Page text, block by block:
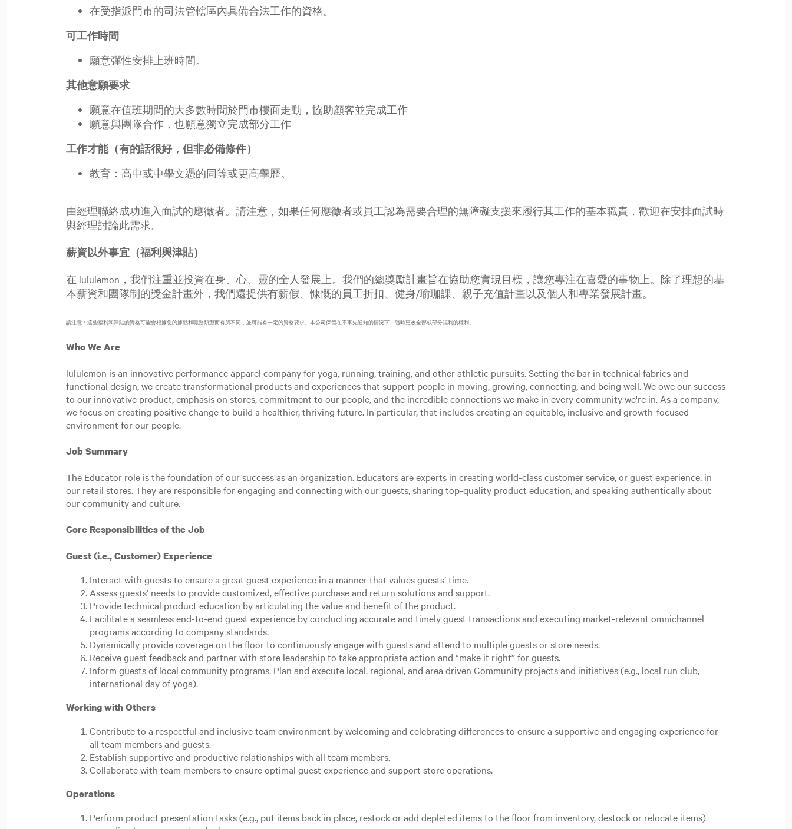
在受指派門市的司法管轄區內具備合法工作的資格。
可工作時間
願意彈性安排上班時間。
其他意願要求
願意在值班期間的大多數時間於門市樓面走動，協助顧客並完成工作
願意與團隊合作，也願意獨立完成部分工作
工作才能（有的話很好，但非必備條件）
教育：高中或中學文憑的同等或更高學歷。
由經理聯絡成功進入面試的應徵者。請注意，如果任何應徵者或員工認為需要合理的無障礙支援來履行其工作的基本職責，歡迎在安排面試時
與經理討論此需求。
薪資以外事宜（福利與津貼）
在 lululemon，我們注重並投資在身、心、靈的全人發展上。我們的總獎勵計畫旨在協助您實現目標，讓您專注在喜愛的事物上。除了理想的基
本薪資和團隊制的獎金計畫外，我們還提供有薪假、慷慨的員工折扣、健身/瑜珈課、親子充值計畫以及個人和專業發展計畫。
請注意：這些福利和津貼的資格可能會根據您的據點和職務類型而有所不同，並可能有一定的資格要求。本公司保留在不事先通知的情況下，隨時更改全部或部分福利的權利。
Who We Are
lululemon is an innovative performance apparel company for yoga, running, training, and other athletic pursuits. Setting the bar in technical fabrics and
functional design, we create transformational products and experiences that support people in moving, growing, connecting, and being well. We owe our success
to our innovative product, emphasis on stores, commitment to our people, and the incredible connections we make in every community we're in. As a company,
we focus on creating positive change to build a healthier, thriving future. In particular, that includes creating an equitable, inclusive and growth-focused
environment for our people.
Job Summary
The Educator role is the foundation of our success as an organization. Educators are experts in creating world-class customer service, or guest experience, in
our retail stores. They are responsible for engaging and connecting with our guests, sharing top-quality product education, and speaking authentically about
our community and culture.
Core Responsibilities of the Job
Guest (i.e., Customer) Experience
Interact with guests to ensure a great guest experience in a manner that values guests’ time.
Assess guests’ needs to provide customized, effective purchase and return solutions and support.
Provide technical product education by articulating the value and benefit of the product.
Facilitate a seamless end-to-end guest experience by conducting accurate and timely guest transactions and executing market-relevant omnichannel
programs according to company standards.
Dynamically provide coverage on the floor to continuously engage with guests and attend to multiple guests or store needs.
Receive guest feedback and partner with store leadership to take appropriate action and “make it right” for guests.
Inform guests of local community programs. Plan and execute local, regional, and area driven Community projects and initiatives (e.g., local run club,
international day of yoga).
Working with Others
Contribute to a respectful and inclusive team environment by welcoming and celebrating differences to ensure a supportive and engaging experience for
all team members and guests.
Establish supportive and productive relationships with all team members.
Collaborate with team members to ensure optimal guest experience and support store operations.
Operations
Perform product presentation tasks (e.g., put items back in place, restock or add depleted items to the floor from inventory, destock or relocate items)